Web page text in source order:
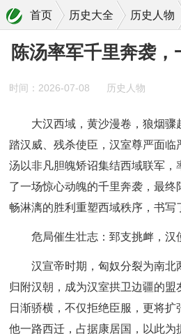
首页 历史大全 历史人物
陈汤率军千里奔袭，一斩郅支
陈汤率军千里奔袭
时间：2026-07-08 历史人物
大汉西域，黄沙漫卷，狼烟骤
踏汉威、残杀使臣，汉室尊严面
汤以非凡胆魄矫诏集结西域联军，
了一场惊心动魄的千里奔袭，最
畅淋漓的胜利重塑西域秩序，书写
危局催生壮志：郅支挑衅，汉
汉宣帝时期，匈奴分裂为南北
归附汉朝，成为汉室拱卫边疆的盟
日渐骄横，不仅拒绝臣服，更将扩
他一路西迁，占据康居国，以此为